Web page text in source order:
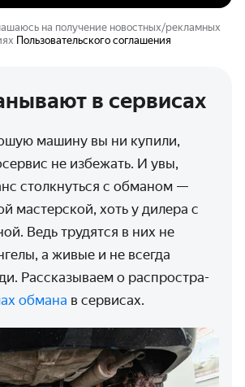
на получение новостных/рекламных
Пользовательского соглашения
в сервисах
машину вы ни купили,
не избежать. И увы,
столкнуться с обманом —
мастерской, хоть у дилера с
Ведь трудятся в них не
а живые и не всегда
Рассказываем о распростра­
обмана в сервисах.